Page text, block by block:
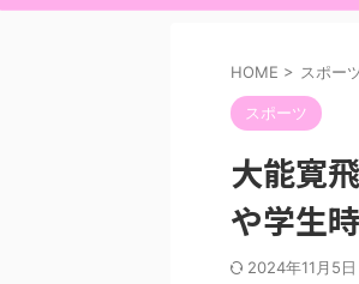
HOME > スポー
スポーツ
大能寛
や学生
2024年11月5日